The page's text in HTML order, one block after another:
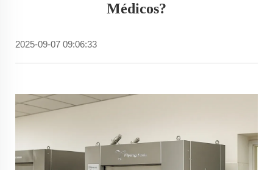
Médicos?
2025-09-07 09:06:33